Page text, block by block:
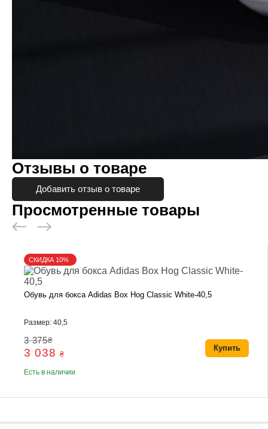
Отзывы о товаре
Добавить отзыв о товаре
Просмотренные товары
Обувь для бокса Adidas Box Hog Classic White-40,5
Размер: 40,5
3 375₴
3 038 ₴
Есть в наличии
Купить
СКИДКА 10%